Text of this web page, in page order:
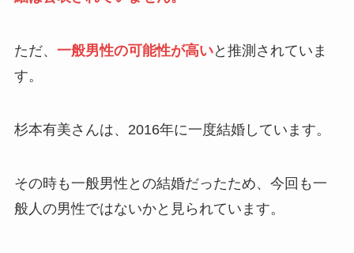
ただ、 一般男性の可能性が高いと推測されていま
す。
杉本有美さんは、2016年に一度結婚しています。
その時も一般男性との結婚だったため、今回も一
般人の男性ではないかと見られています。